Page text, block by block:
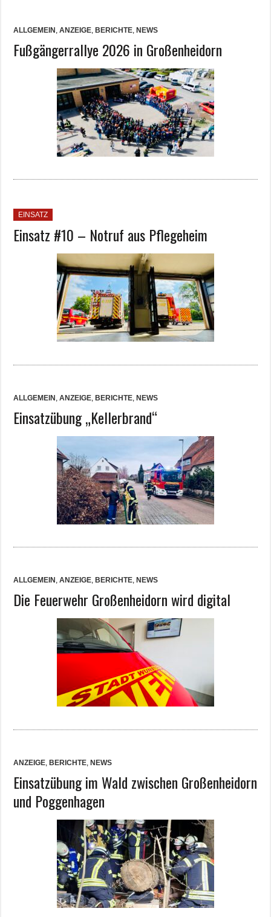
ALLGEMEIN ,ANZEIGE ,BERICHTE ,NEWS
Fußgängerrallye 2026 in Großenheidorn
EINSATZ
Einsatz #10 – Notruf aus Pflegeheim
ALLGEMEIN ,ANZEIGE ,BERICHTE ,NEWS
Einsatzübung „Kellerbrand“
ALLGEMEIN ,ANZEIGE, BERICHTE, NEWS
Die Feuerwehr Großenheidorn wird digital
ANZEIGE ,BERICHTE ,NEWS
Einsatzübung im Wald zwischen Großenheidorn
und Poggenhagen